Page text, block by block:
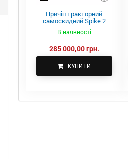
Причіп тракторний
самоскидний Spike 2
В наявності
285 000,00 грн.
КУПИТИ